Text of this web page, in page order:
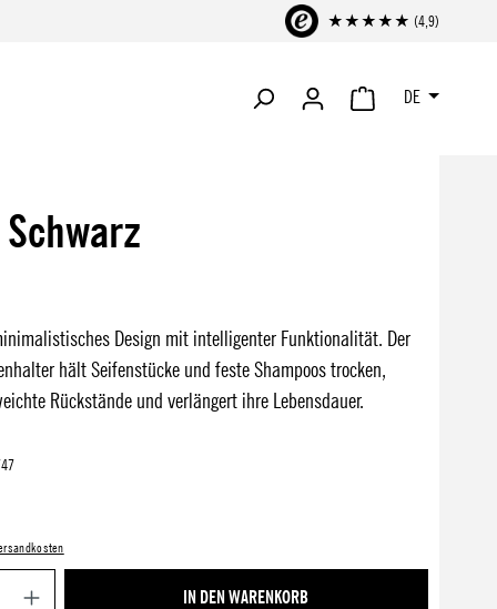
★★★★★ (4,9)
WARENKORB
DE
Design mit intelligenter Funktionalität. Der
hält Seifenstücke und feste Shampoos trocken,
Rückstände und verlängert ihre Lebensdauer.
Produkt Anzahl: Gib den gewünschten Wert ein
IN DEN WARENKORB